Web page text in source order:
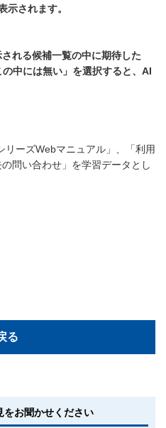
示されます。
れる候補一覧の中に期待した
中には無い」を選択すると、AI
リーズWebマニュアル」、「利用
問い合わせ」を学習データとし
る
をお聞かせください